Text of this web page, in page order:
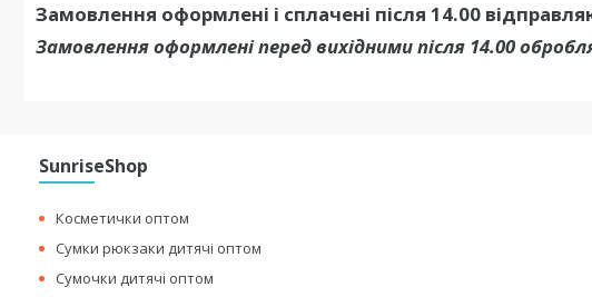
Замовлення оформлені і сплачені після 14.00
Замовлення оформлені перед вихідними після 14.00
SunriseShop
Косметички оптом
Сумки рюкзаки дитячі оптом
Сумочки дитячі оптом